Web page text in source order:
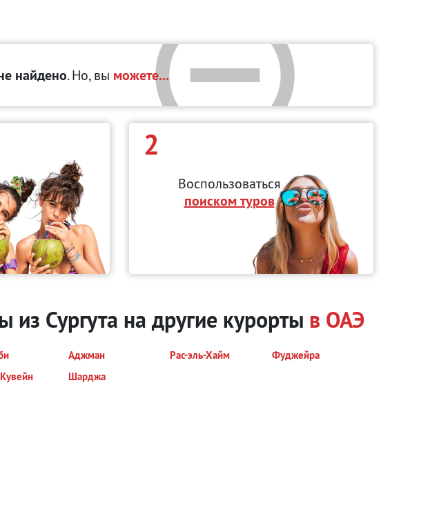
найдено. Но, вы можете...
2
Воспользоваться
поиском туров
из Сургута на другие курорты в ОАЭ
Аджман Рас-эль-Хайм
Фуджейра
Шарджа